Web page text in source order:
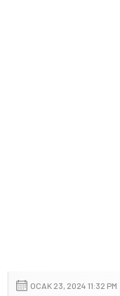
OCAK 23, 2024 11:32 PM